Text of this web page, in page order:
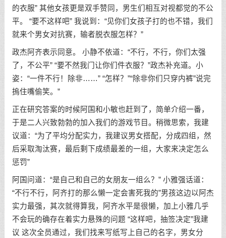
的衣服” 其他女孩更是双手赞同，男生们相互对视都觉的不公
平。 “要不这样吧” 我说到：“见你们女孩子打的也不错，我们
就来个男女对抗赛，输者脱衣服怎样？”
政杰阿齐表示同意。 小静不依道：“不行，不行，你们太强
了，不公平” “要不然我门让你们件衣服？”政杰补充道。小
姿：“一件不行！除非……” “怎样？”“除非你们只穿内裤”说完
摀住嘴偷笑。”
正在研究答案的时候阿国和小敏也赶到了，简单介绍一番，
于是二人兴致勃勃的加入我们的游戏节目。稍微思索，我建
议道：“为了平均分配实力，我建议男女搭配，分成四组，然
后采取淘汰赛，最后剩下成绩最差的一组，大家来决定怎么
惩罚”
阿国问道：“是自己和自己的女朋友一组么？” 小雅强话道：
“不行不行，阿齐打的那么懒一定会害死我的”男孩这边以阿杰
实力最强，其次就得算我，阿齐水平是很懒，加上小雅几乎
不会玩的确存在着实力悬殊的问题 “这样吧，抽签决定”我建
议 这次全员通过，我们找来写纸写上自己的名字，男女分